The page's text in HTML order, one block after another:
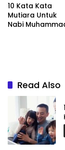
10 Kata Kata
Mutiara Untuk
Nabi
Read Also